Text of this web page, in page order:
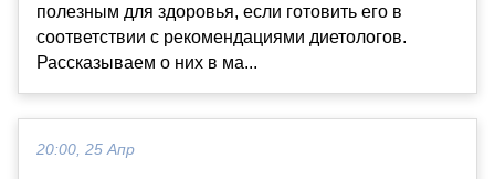
полезным для здоровья, если готовить его в
соответствии с рекомендациями диетологов.
Рассказываем о них в ма...
20:00, 25 Апр